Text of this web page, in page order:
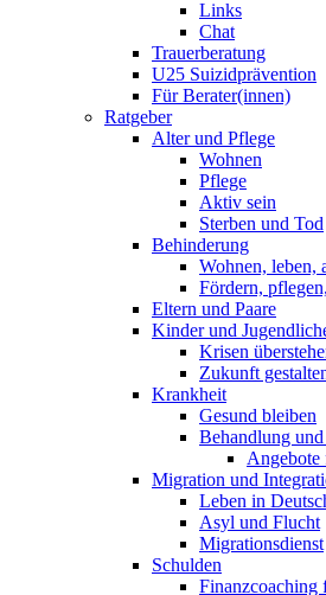
Links
Chat
Trauerberatung
U25 Suizidprävention
Für Berater(innen)
Ratgeber
Alter und Pflege
Wohnen
Pflege
Aktiv sein
Sterben und Tod
Behinderung
Wohnen, leben,
Fördern,
Eltern und Paare
Kinder und
Krisen
Zukunft
Krankheit
Gesund bleiben
Behandlung
Migration und
Leben in
Asyl und Flucht
Migrationsdienst
Schulden
Finanzcoaching